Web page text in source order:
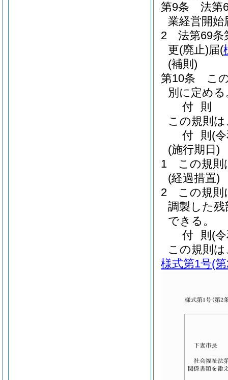
第9条
法第
業経営開始
2
法第69条
更(廃止)届(
(補則)
第10条
こ
別に定める
付 則
この規則
付 則 (
(施行期日)
1
この規則
(経過措置)
2
この規則
調製した
できる。
付 則 (
この規則
様式第1号(